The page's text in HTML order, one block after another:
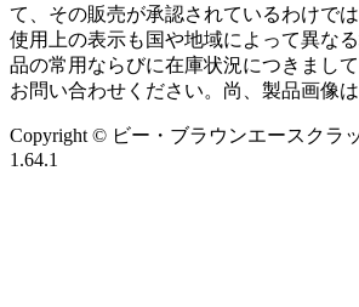
て、その販売が承認されているわけで
使用上の表示も国や地域によって異な
品の常用ならびに在庫状況につきまし
お問い合わせください。尚、製品画像
Copyright © ビー・ブラウンエースクラ
1.64.1